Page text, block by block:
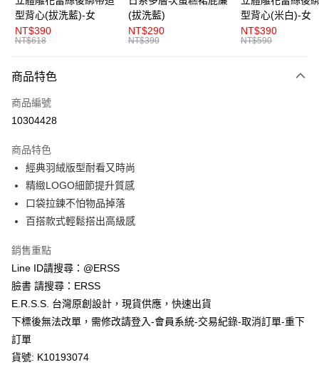
AFTEE先享後付
相關說明
便利好安心！
２．便利：只要手機號碼，簡訊認證，即可結帳。
３．安心：先確認商品／服務後，再付款。
【「AFTEE先享後付」結帳流程】
１．於結帳方式選擇「AFTEE先享後付」後，將跳轉至「AFTEE先享後付」
結帳頁面，進行簡訊認證並確認金額後，即可完成結帳。
２．訂單成立數日內，您將收到繳費通知簡訊。
ATM／網路銀行／等多元方式進行付款，方視為交易完成。
※ 請注意：結帳手續完成當下不需立刻繳費，但若您需要取消訂單，請聯絡
後付繳納相關費用。
※ 交易是否成功請以「AFTEE先享後付 」之結帳頁面顯示為準，若有關於
是否繳費成功／繳費後需取消欲退款等相關疑問，請聯繫「AFTEE先享後付
客戶支援中心」https://netprotections.freshdesk.com/support/home
【注意事項】
１．透過由恩沛科技股份有限公司提供之「AFTEE先享後付」服務完成之交
易，需依本服務之必要範圍內提供個人資料，並將交易相關給付款項請求債
２．關於個人資料處理事宜，請瀏覽以下網址：
運送方式
全家取貨付款
付款後全家取貨
每筆NT$80，滿NT$1,200(含以上)免運費
付款後萊爾富取貨
7-11取貨付款
每筆NT$80，滿NT$1,200(含以上)免運費
付款後7-11取貨
型背心(拔洗藍)-女
NT$390
NT$618
(拔洗藍)
NT$290
NT$390
型背心(米白)-女
NT$390
NT$590
商品特色
商品編號
10304428
商品特色
經典羽絨版型耐看又時尚
精緻LOGO細節提升質感
口袋拉鍊不怕物品掉落
百搭款式輕鬆搭出高級感
銷售重點
Line ID請搜尋：@ERSS
臉書 請搜尋：ERSS
E.R.S.S. 台灣原創設計，現貨供應，快速出貨
下標後無法改單，需修改請登入-會員系統-交易紀錄-取消訂單-重下
訂單
貨號: K10193074